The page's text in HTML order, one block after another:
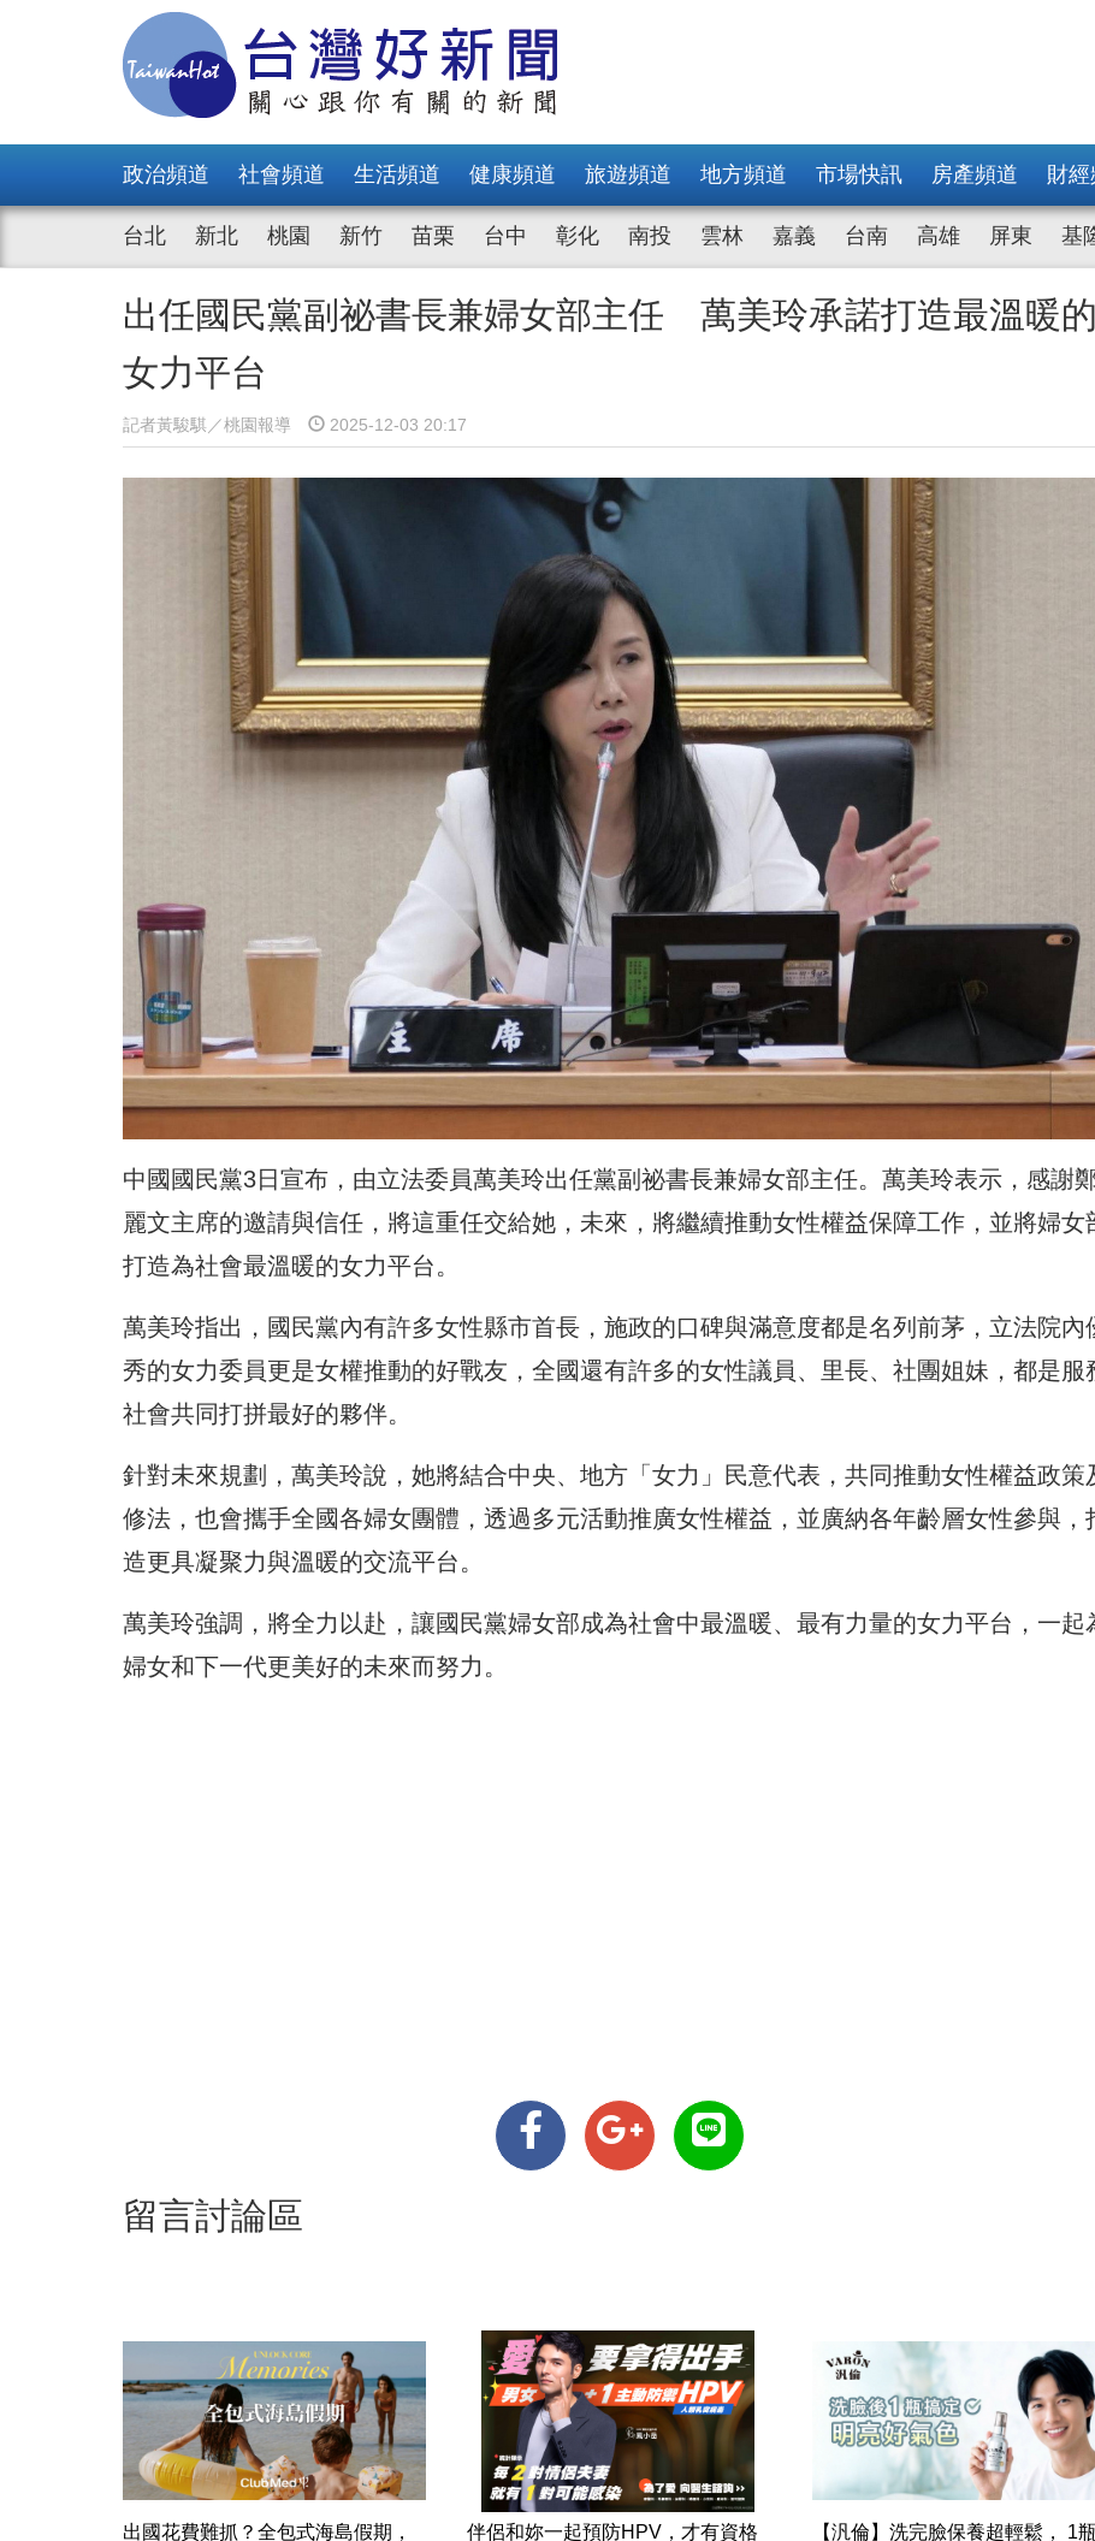
政治頻道 社會頻道 生活頻道 健康頻道 旅遊頻道 地方頻道 市場快訊 房產頻道 財經
台北 新北 桃園 新竹 苗栗 台中 彰化 南投 雲林 嘉義 台南 高雄 屏東 基
出任國民黨副祕書長兼婦女部主任 萬美玲承諾打造最溫暖的
女力平台
記者黃駿騏／桃園報導 2025-12-03 20:17
中國國民黨3日宣布，由立法委員萬美玲出任黨副祕書長兼婦女部主任。萬美玲表示，感謝
麗文主席的邀請與信任，將這重任交給她，未來，將繼續推動女性權益保障工作，並將婦女
打造為社會最溫暖的女力平台。
萬美玲指出，國民黨內有許多女性縣市首長，施政的口碑與滿意度都是名列前茅，立法院內
秀的女力委員更是女權推動的好戰友，全國還有許多的女性議員、里長、社團姐妹，都是服
社會共同打拼最好的夥伴。
針對未來規劃，萬美玲說，她將結合中央、地方「女力」民意代表，共同推動女性權益政策
修法，也會攜手全國各婦女團體，透過多元活動推廣女性權益，並廣納各年齡層女性參與，
造更具凝聚力與溫暖的交流平台。
萬美玲強調，將全力以赴，讓國民黨婦女部成為社會中最溫暖、最有力量的女力平台，一起
婦女和下一代更美好的未來而努力。
留言討論區
出國花費難抓？全包式海島假期，
伴侶和妳一起預防HPV，才有資格
【汎倫】洗完臉保養超輕鬆， 1瓶